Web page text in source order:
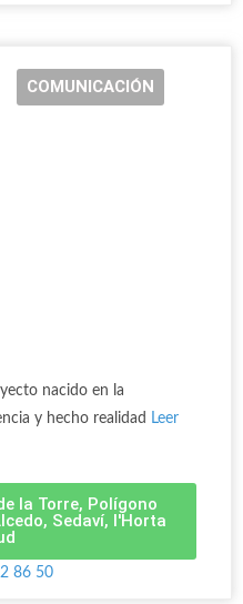
COMUNICACIÓN
nacido en la
y hecho realidad Leer
la Torre, Polígono
Sedaví, l'Horta
86 50